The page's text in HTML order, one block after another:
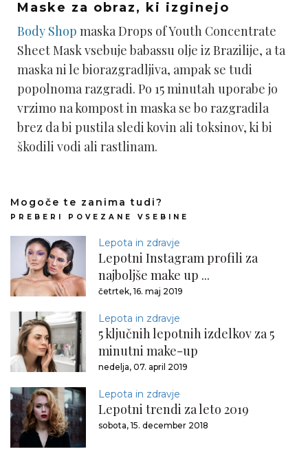
Maske za obraz, ki izginejo
Body Shop maska Drops of Youth Concentrate
Sheet Mask vsebuje babassu olje iz Brazilije, a ta
maska ni le biorazgradljiva, ampak se tudi
popolnoma razgradi. Po 15 minutah uporabe jo
vrzimo na kompost in maska se bo razgradila
brez da bi pustila sledi kovin ali toksinov, ki bi
škodili vodi ali rastlinam.
Mogoče te zanima tudi?
PREBERI POVEZANE VSEBINE
Lepota in zdravje
Lepotni Instagram profili za
najboljše make up ...
četrtek, 16. maj 2019
Lepota in zdravje
5 ključnih lepotnih izdelkov za 5
minutni make-up
nedelja, 07. april 2019
Lepota in zdravje
Lepotni trendi za leto 2019
sobota, 15. december 2018